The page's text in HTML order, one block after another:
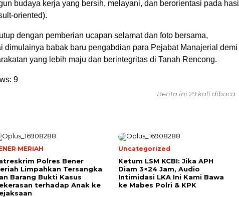
budaya kerja yang bersih, melayani, dan berorientasi pada hasil
oriented).
dengan pemberian ucapan selamat dan foto bersama,
dimulainya babak baru pengabdian para Pejabat Manajerial demi
yang lebih maju dan berintegritas di Tanah Rencong.
9
Berita ini 29 kali dibaca
MERIAH
Polres Bener
Limpahkan Tersangka
Barang Bukti Kasus
terhadap Anak ke
Uncategorized
Ketum LSM KCBI: Jika APH
Diam 3×24 Jam, Audio
Intimidasi LKA Ini Kami Bawa
ke Mabes Polri & KPK